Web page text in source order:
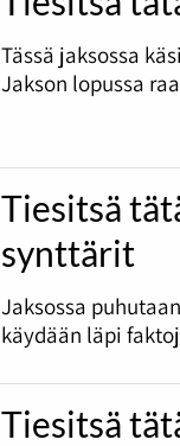
Tässä jaksossa
Jakson lopussa
Tiesitsä
synttärit
Jaksossa
käydään läpi
Tiesitsä